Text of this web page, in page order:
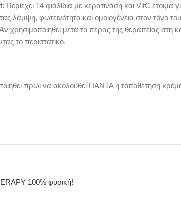
: Περίεχει 14 φιαλίδια με κερατινάση και VitC
λάμψη, φωτεινότητα και ομοιογένεια στον τόνο
χρησιμοποιηθεί μετά το πέρας της θεραπείας στη
το περιστατικό.
πρωί να ακολουθεί ΠΑΝΤΑ η τοποθέτηση
100% φυσική!